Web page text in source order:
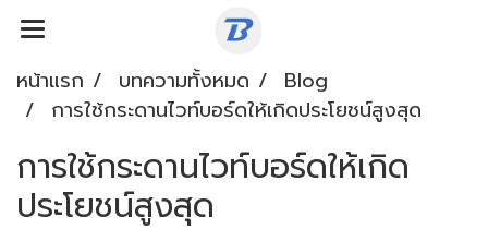
หน้าแรก บทความทั้งหมด
Blog
การใช้กระดานไวท์บอร์ดให้เกิดประโยชน์สูงสุด
การใช้กระดานไวท์บอร์ดให้เกิด
ประโยชน์สูงสุด